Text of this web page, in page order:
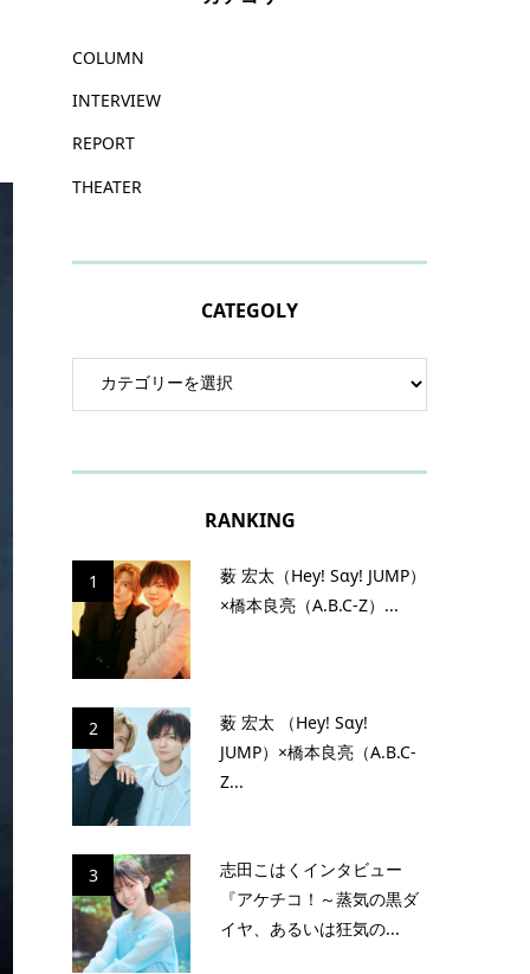
COLUMN
INTERVIEW
REPORT
THEATER
CATEGOLY
RANKING
1
薮 宏太（Hey! Sɑy! JUMP）
×橋本良亮（A.B.C-Z）...
2
薮 宏太 （Hey! Sɑy!
JUMP）×橋本良亮（A.B.C-
Z...
3
志田こはくインタビュー
『アケチコ！～蒸気の黒ダ
イヤ、あるいは狂気の...